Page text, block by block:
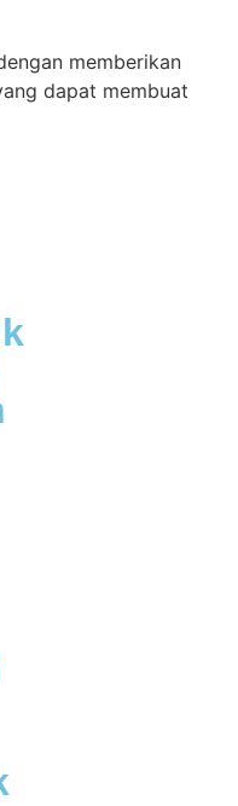
memberikan
dapat membuat